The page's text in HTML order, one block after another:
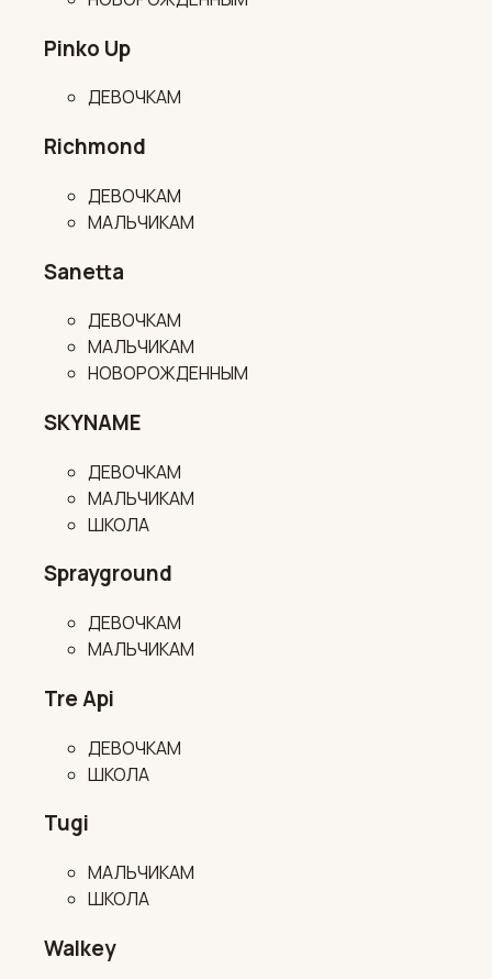
Pinko Up
ДЕВОЧКАМ
Richmond
ДЕВОЧКАМ
МАЛЬЧИКАМ
Sanetta
ДЕВОЧКАМ
МАЛЬЧИКАМ
НОВОРОЖДЕННЫМ
SKYNAME
ДЕВОЧКАМ
МАЛЬЧИКАМ
ШКОЛА
Sprayground
ДЕВОЧКАМ
МАЛЬЧИКАМ
Tre Api
ДЕВОЧКАМ
ШКОЛА
Tugi
МАЛЬЧИКАМ
ШКОЛА
Walkey